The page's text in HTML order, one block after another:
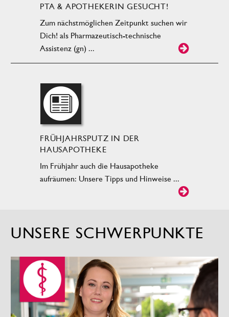
PTA & APOTHEKERIN GESUCHT!
Zum nächstmöglichen Zeitpunkt suchen wir
Dich! als Pharmazeutisch-technische
Assistenz (gn) ...
FRÜHJAHRSPUTZ IN DER
HAUSAPOTHEKE
Im Frühjahr auch die Hausapotheke
aufräumen: Unsere Tipps und Hinweise ...
UNSERE SCHWERPUNKTE